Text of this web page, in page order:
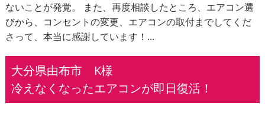
ないことが発覚。 また、再度相談したところ、エアコン選
びから、コンセントの変更、エアコンの取付までしてくだ
さって、本当に感謝しています！...
大分県由布市 K様
冷えなくなったエアコンが即日復活！